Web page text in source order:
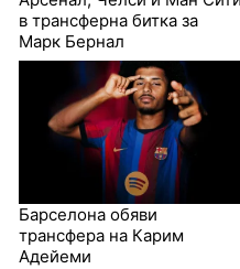
в трансферна битка за
Марк Бернал
Барселона обяви
трансфера на Карим
Адейеми